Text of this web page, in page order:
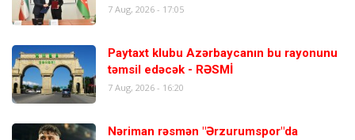
7 Aug, 2026 - 17:05
Paytaxt klubu Azərbaycanın bu rayonunu
təmsil edəcək - RƏSMİ
7 Aug, 2026 - 16:20
Nəriman rəsmən "Ərzurumspor"da